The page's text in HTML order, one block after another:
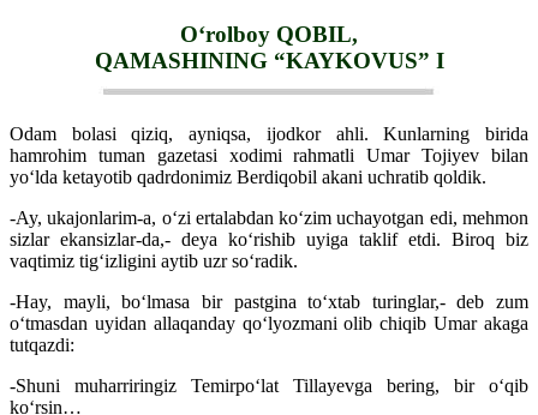
O‘rolboy QOBIL,
QAMASHINING “KAYKOVUS” I
Odam bolasi qiziq, ayniqsa, ijodkor ahli. Kunlarning birida
hamrohim tuman gazetasi xodimi rahmatli Umar Tojiyev bilan
yo‘lda ketayotib qadrdonimiz Berdiqobil akani uchratib qoldik.
-Ay, ukajonlarim-a, o‘zi ertalabdan ko‘zim uchayotgan edi, mehmon
sizlar ekansizlar-da,- deya ko‘rishib uyiga taklif etdi. Biroq biz
vaqtimiz tig‘izligini aytib uzr so‘radik.
-Hay, mayli, bo‘lmasa bir pastgina to‘xtab turinglar,- deb zum
o‘tmasdan uyidan allaqanday qo‘lyozmani olib chiqib Umar akaga
tutqazdi:
-Shuni muharriringiz Temirpo‘lat Tillayevga bering, bir o‘qib
ko‘rsin…